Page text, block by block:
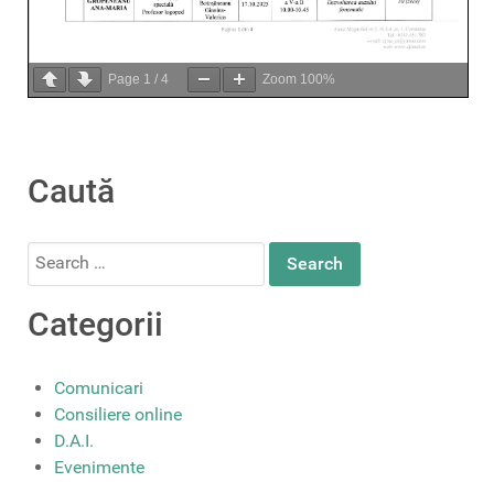
Page 1 / 4 Zoom 100%
Caută
Search
for:
Categorii
Comunicari
Consiliere online
D.A.I.
Evenimente